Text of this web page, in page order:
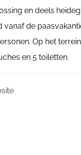
en deels
de
Op het
en 5 toiletten.